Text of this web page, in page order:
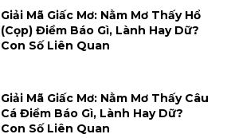
Giải Mã Giấc Mơ: Nằm Mơ Thấy Hổ
(cọp) Điềm Báo Gì, Lành Hay Dữ?
Con Số Liên Quan
Giải Mã Giấc Mơ: Nằm Mơ Thấy Câu
Cá Điềm Báo Gì, Lành Hay Dữ?
Con Số Liên Quan